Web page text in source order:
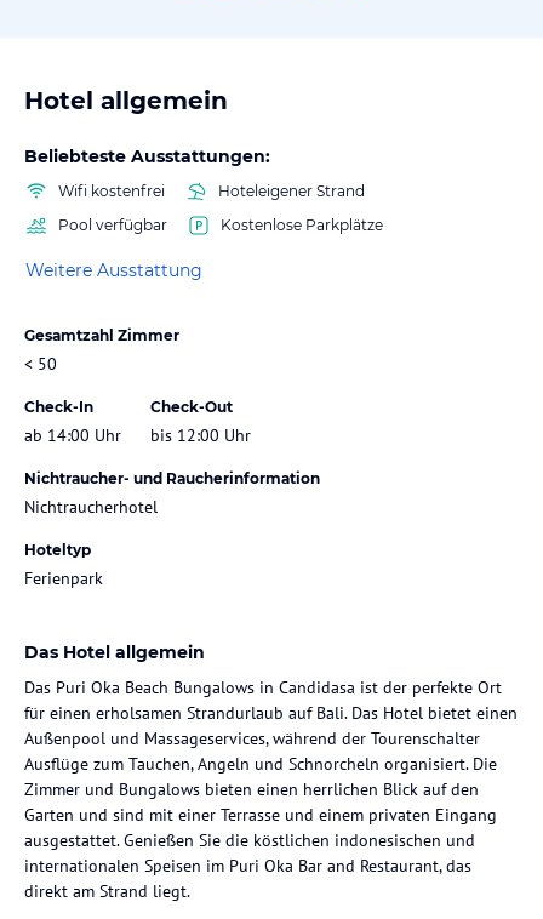
Hotel allgemein
Beliebteste Ausstattungen:
Wifi kostenfrei
Hoteleigener Strand
Pool verfügbar
Kostenlose Parkplätze
Weitere Ausstattung
Gesamtzahl Zimmer
< 50
Check-In
ab 14:00 Uhr
Check-Out
bis 12:00 Uhr
Nichtraucher- und Raucherinformation
Nichtraucherhotel
Hoteltyp
Ferienpark
Das Hotel allgemein
Das Puri Oka Beach Bungalows in Candidasa ist der perfekte Ort
für einen erholsamen Strandurlaub auf Bali. Das Hotel bietet einen
Außenpool und Massageservices, während der Tourenschalter
Ausflüge zum Tauchen, Angeln und Schnorcheln organisiert. Die
Zimmer und Bungalows bieten einen herrlichen Blick auf den
Garten und sind mit einer Terrasse und einem privaten Eingang
ausgestattet. Genießen Sie die köstlichen indonesischen und
internationalen Speisen im Puri Oka Bar and Restaurant, das
direkt am Strand liegt.